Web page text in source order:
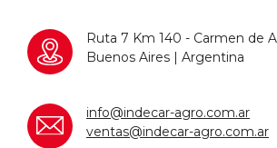
Ruta 7 Km 140 - Carmen de
Buenos Aires | Argentina
info@indecar-agro.com.ar
ventas@indecar-agro.com.ar